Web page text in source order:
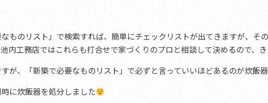
なものリスト」で検索すれば、簡単にチェックリストが出てきますが、そ
内工務店ではこれらも打合せで家づくりのプロと相談して決めるので、
が、「新築で必要なものリスト」で必ずと言っていいほどあるのが炊飯
に炊飯器を処分しました